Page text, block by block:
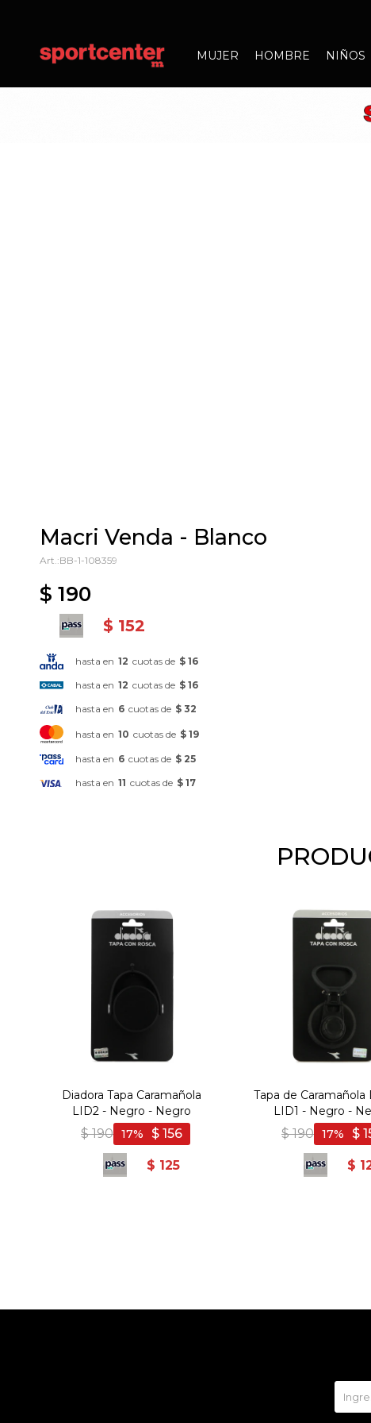
MUJER HOMBRE NIÑOS
Macri Venda - Blanco
BB-1-108359
$ 190
$ 152
hasta en 12 cuotas de $ 16
hasta en 12 cuotas de $ 16
hasta en 6 cuotas de $ 32
hasta en 10 cuotas de $ 19
hasta en 6 cuotas de $ 25
hasta en 11 cuotas de $ 17
Diadora Tapa Caramañola
LID2 - Negro - Negro
$ 190 $ 156
17
$ 125
Tapa de Caramañola
LID1 - Negro -
$ 190 $
17
$